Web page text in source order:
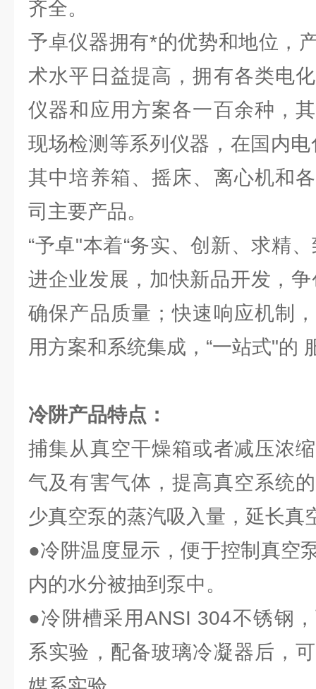
齐全。
予卓仪器拥有*的优势和地位，
术水平日益提高，拥有各类电
仪器和应用方案各一百余种，
现场检测等系列仪器，在国内
其中培养箱、摇床、离心机和
司主要产品。
“予卓"本着“务实、创新、求精
进企业发展，加快新品开发，
确保产品质量；快速响应机制
用方案和系统集成，“一站式"的
冷阱产品特点：
捕集从真空干燥箱或者减压浓
气及有害气体，提高真空系统
少真空泵的蒸汽吸入量，延长真
●冷阱温度显示，便于控制真空
内的水分被抽到泵中。
●冷阱槽采用ANSI 304不锈钢
系实验，配备玻璃冷凝器后，